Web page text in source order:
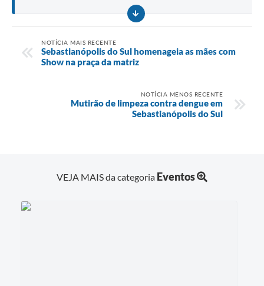
NOTÍCIA MAIS RECENTE
Sebastianópolis do Sul homenageia as mães com
Show na praça da matriz
NOTÍCIA MENOS RECENTE
Mutirão de limpeza contra dengue em
Sebastianópolis do Sul
VEJA MAIS da categoria Eventos